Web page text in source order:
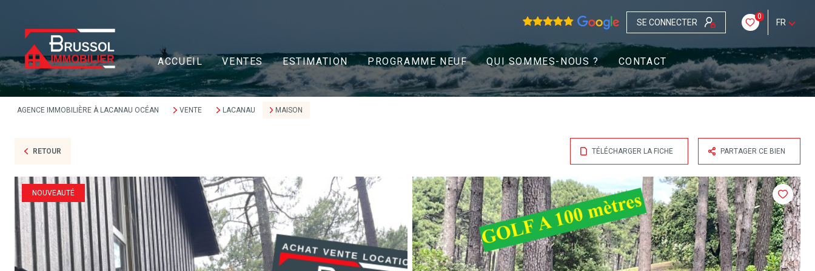
SE CONNECTER
0
FR
ACCUEIL VENTES ESTIMATION PROGRAMME NEUF QUI SOMMES-NOUS ? CONTACT
AGENCE IMMOBILIÈRE À LACANAU OCÉAN VENTE LACANAU MAISON
RETOUR TÉLÉCHARGER LA FICHE PARTAGER CE BIEN
NOUVEAUTÉ